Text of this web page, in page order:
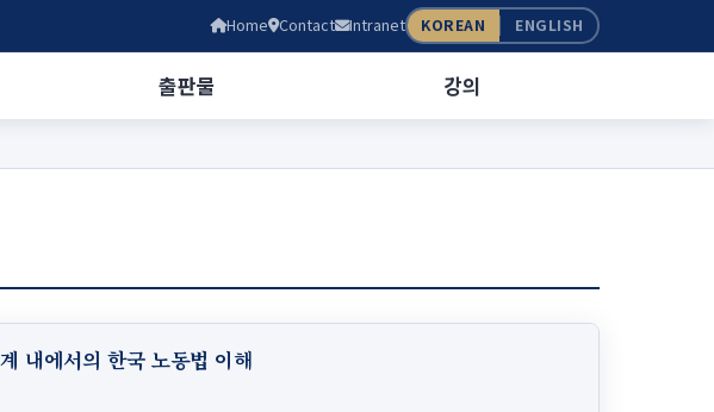
Home Contact Intranet KOREAN ENGLISH
출판물 강의
내에서의 한국 노동법 이해